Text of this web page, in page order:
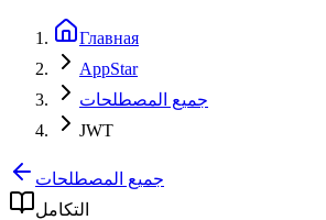
Главная
AppStar
جميع المصطلحات
JWT
جميع المصطلحات
التكامل